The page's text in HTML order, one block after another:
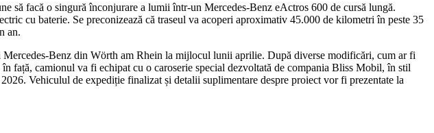
să facă o singură înconjurare a lumii într-un Mercedes-Benz eActros 600 de cursă lungă.
cu baterie. Se preconizează că traseul va acoperi aproximativ 45.000 de kilometri în peste 35
an.
Benz din Wörth am Rhein la mijlocul lunii aprilie. După diverse modificări, cum ar fi
față, camionul va fi echipat cu o caroserie special dezvoltată de compania Bliss Mobil, în stil
Vehiculul de expediție finalizat și detalii suplimentare despre proiect vor fi prezentate la